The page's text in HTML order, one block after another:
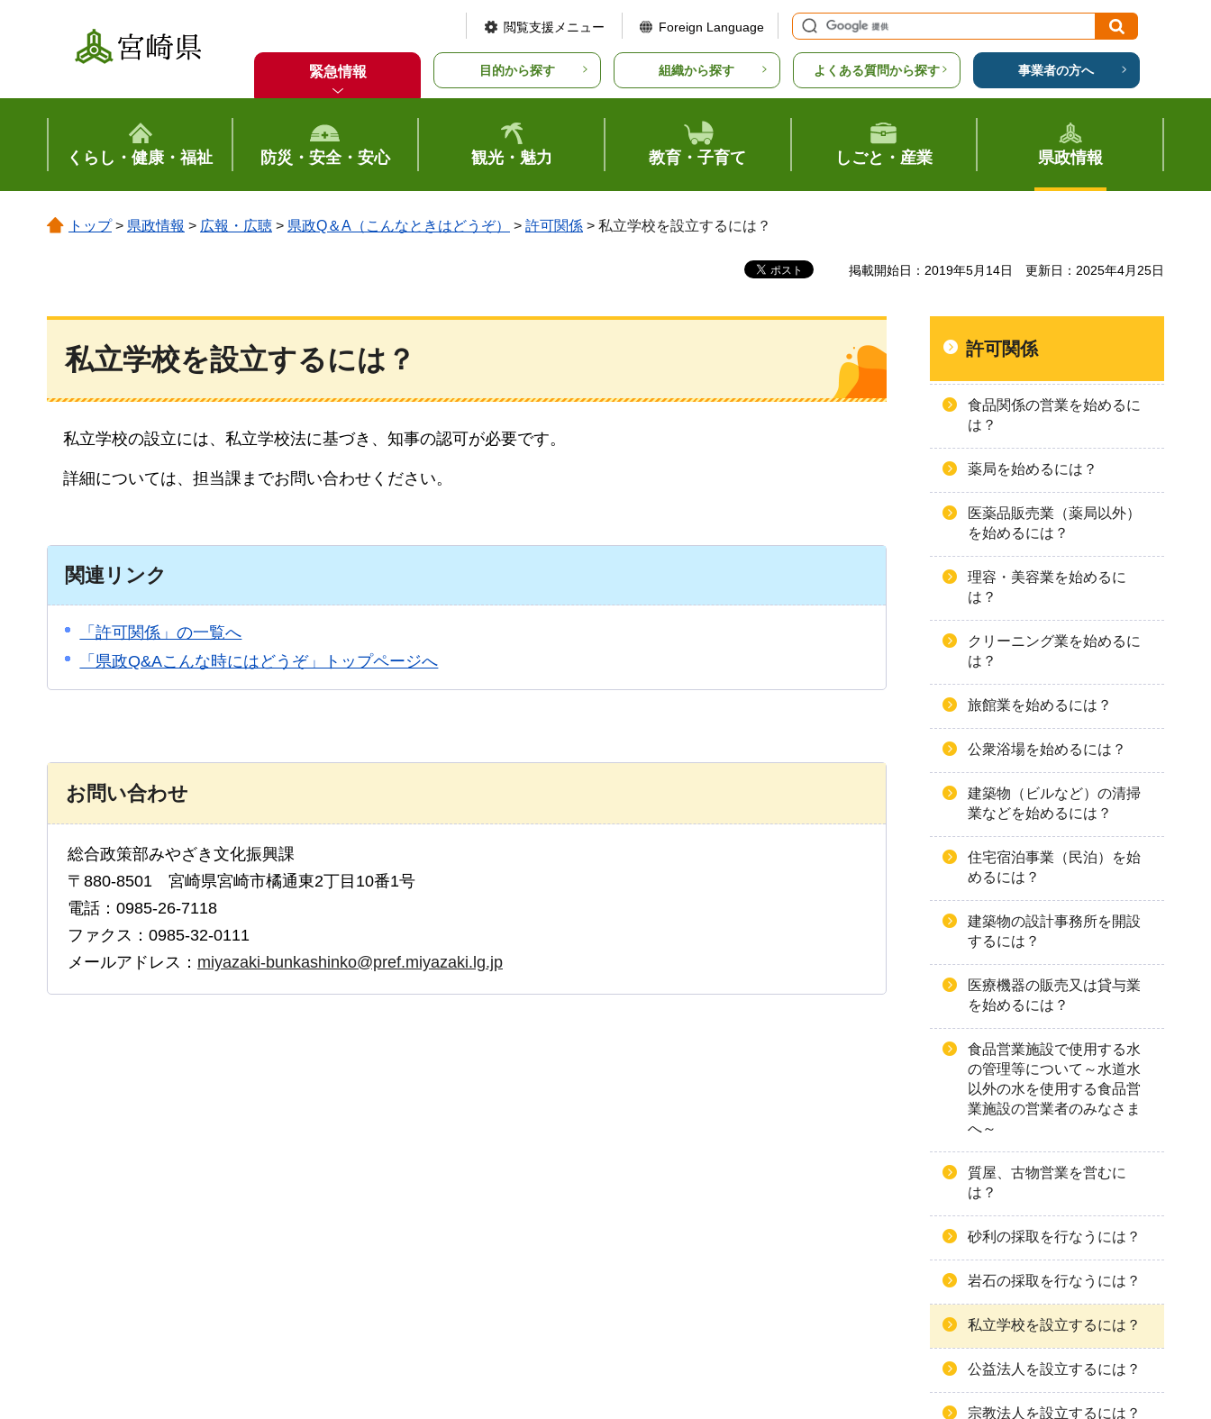
宮崎県
閲覧支援メニュー Foreign Language
緊急情報 目的から探す 組織から探す よくある質問から探す 事業者の方へ
くらし・健康・福祉 防災・安全・安心 観光・魅力 教育・子育て しごと・産業 県政情報
トップ> 県政情報 > 広報・広聴 > 県政Q＆A（こんなときはどうぞ） > 許可関係 > 私立学校を設立するには？
掲載開始日：2019年5月14日 更新日：2025年4月25日
私立学校を設立するには？
私立学校の設立には、私立学校法に基づき、知事の認可が必要です。
詳細については、担当課までお問い合わせください。
関連リンク
「許可関係」の一覧へ
「県政Q&Aこんな時にはどうぞ」トップページへ
お問い合わせ
総合政策部みやざき文化振興課
〒880-8501 宮崎県宮崎市橘通東2丁目10番1号
電話：0985-26-7118
ファクス：0985-32-0111
メールアドレス： miyazaki-bunkashinko@pref.miyazaki.lg.jp
許可関係
食品関係の営業を始めるに
は？
薬局を始めるには？
医薬品販売業（薬局以外）
を始めるには？
理容・美容業を始めるに
は？
クリーニング業を始めるに
は？
旅館業を始めるには？
公衆浴場を始めるには？
建築物（ビルなど）の清掃
業などを始めるには？
住宅宿泊事業（民泊）を始
めるには？
建築物の設計事務所を開設
するには？
医療機器の販売又は貸与業
を始めるには？
食品営業施設で使用する水
の管理等について～水道水
以外の水を使用する食品営
業施設の営業者のみなさま
へ～
質屋、古物営業を営むに
は？
砂利の採取を行なうには？
岩石の採取を行なうには？
私立学校を設立するには？
公益法人を設立するには？
宗教法人を設立するには？